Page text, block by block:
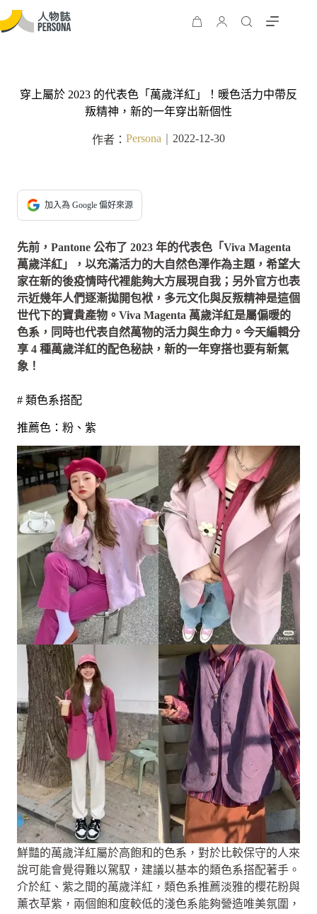
穿上屬於 2023 的代表色「萬歲洋紅」！暖色活力中帶反
叛精神，新的一年穿出新個性
作者： Persona 2022-12-30
加入為 Google 偏好來源
先前，Pantone 公布了 2023 年的代表色「Viva Magenta
萬歲洋紅」，以充滿活力的大自然色澤作為主題，希望大
家在新的後疫情時代裡能夠大方展現自我；另外官方也表
示近幾年人們逐漸拋開包袱，多元文化與反叛精神是這個
世代下的寶貴產物。Viva Magenta 萬歲洋紅是屬偏暖的
色系，同時也代表自然萬物的活力與生命力。今天編輯分
享 4 種萬歲洋紅的配色秘訣，新的一年穿搭也要有新氣
象！
# 類色系搭配
推薦色：粉、紫
鮮豔的萬歲洋紅屬於高飽和的色系，對於比較保守的人來
說可能會覺得難以駕馭，建議以基本的類色系搭配著手。
介於紅、紫之間的萬歲洋紅，類色系推薦淡雅的櫻花粉與
薰衣草紫，兩個飽和度較低的淺色系能夠營造唯美氛圍，